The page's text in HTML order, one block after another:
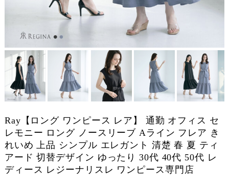
Ray【ロング ワンピース レア】 通勤 オフィス セ
レモニー ロング ノースリーブ Aライン フレア き
れいめ 上品 シンプル エレガント 清楚 春 夏 ティ
アード 切替デザイン ゆったり 30代 40代 50代 レ
ディース レジーナリスレ ワンピース専門店